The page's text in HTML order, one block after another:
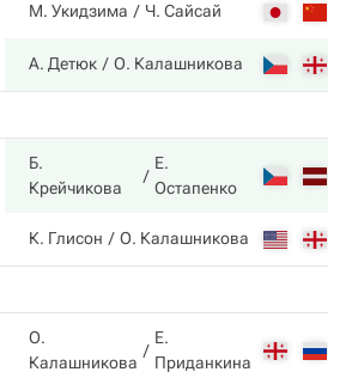
М. Укидзима Ч. Сайсай
А. Детюк О. Калашникова
Б.
Крейчикова
Е.
Остапенко
К. Глисон О. Калашникова
О.
Калашникова
Е.
Приданкина